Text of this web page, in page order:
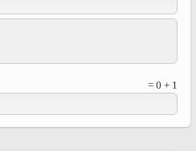
1 + 0 =